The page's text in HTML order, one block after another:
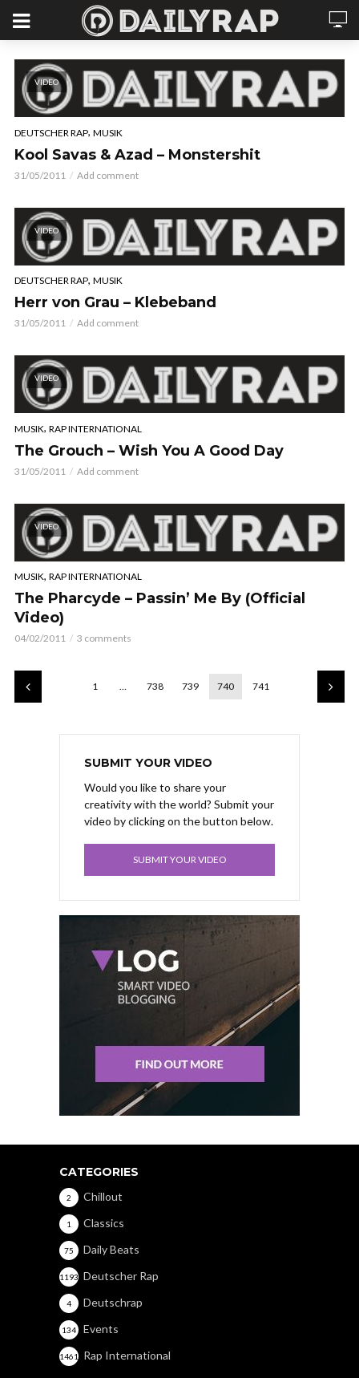
VIDEO
DEUTSCHER RAP, MUSIK
Kool Savas & Azad – Monstershit
31/05/2011 Add comment
VIDEO
DEUTSCHER RAP, MUSIK
Herr von Grau – Klebeband
31/05/2011 Add comment
VIDEO
MUSIK, RAP INTERNATIONAL
The Grouch – Wish You A Good Day
31/05/2011 Add comment
VIDEO
MUSIK, RAP INTERNATIONAL
The Pharcyde – Passin’ Me By (Official
Video)
04/02/2011 3 comments
1 … 738 739 740 741
SUBMIT YOUR VIDEO
Would you like to share your
creativity with the world? Submit your
video by clicking on the button below.
SUBMIT YOUR VIDEO
CATEGORIES
Chillout
2
Classics
1
Daily Beats
75
Deutscher Rap
1193
Deutschrap
4
Events
134
Rap International
1461